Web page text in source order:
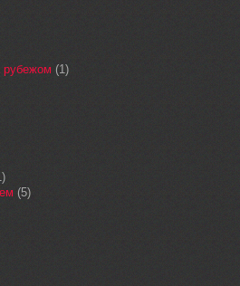
рубежом (1)
(5)